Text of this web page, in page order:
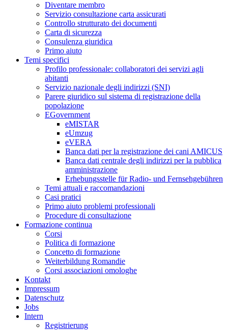
Diventare membro
Servizio consultazione carta assicurati
Controllo strutturato dei documenti
Carta di sicurezza
Consulenza giuridica
Primo aiuto
Temi specifici
Profilo professionale: collaboratori dei servizi agli
abitanti
Servizio nazionale degli indirizzi (SNI)
Parere giuridico sul sistema di registrazione della
popolazione
EGovernment
eMISTAR
eUmzug
eVERA
Banca dati per la registrazione dei cani AMICUS
Banca dati centrale degli indirizzi per la pubblica
amministrazione
Erhebungsstelle für Radio- und Fernsehgebühren
Temi attuali e raccomandazioni
Casi pratici
Primo aiuto problemi professionali
Procedure di consultazione
Formazione continua
Corsi
Politica di formazione
Concetto di formazione
Weiterbildung Romandie
Corsi associazioni omologhe
Kontakt
Impressum
Datenschutz
Jobs
Intern
Registrierung